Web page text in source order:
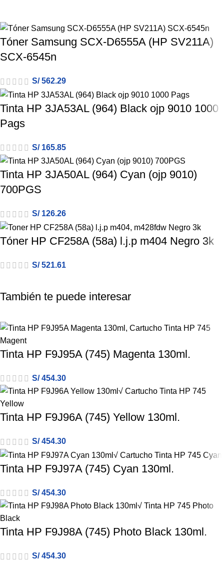
Tóner Samsung SCX-D6555A (HP SV211A)
SCX-6545n
S/562.29
Tinta HP 3JA53AL (964) Black ojp 9010 1000
Pags
S/165.85
Tinta HP 3JA50AL (964) Cyan (ojp 9010)
700PGS
S/126.26
Tóner HP CF258A (58a) l.j.p m404 Negro 3k
S/521.61
También te puede interesar
Tinta HP F9J95A (745) Magenta 130ml.
S/454.30
Tinta HP F9J96A (745) Yellow 130ml.
S/ 454.30
Tinta HP F9J97A (745) Cyan 130ml.
S/454.30
Tinta HP F9J98A (745) Photo Black 130ml.
S/454.30